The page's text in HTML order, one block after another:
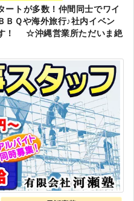
ートが多数！仲間同士でワイ
ＢＱや海外旅行♪社内イベン
す！ ☆沖縄営業所ただいま絶